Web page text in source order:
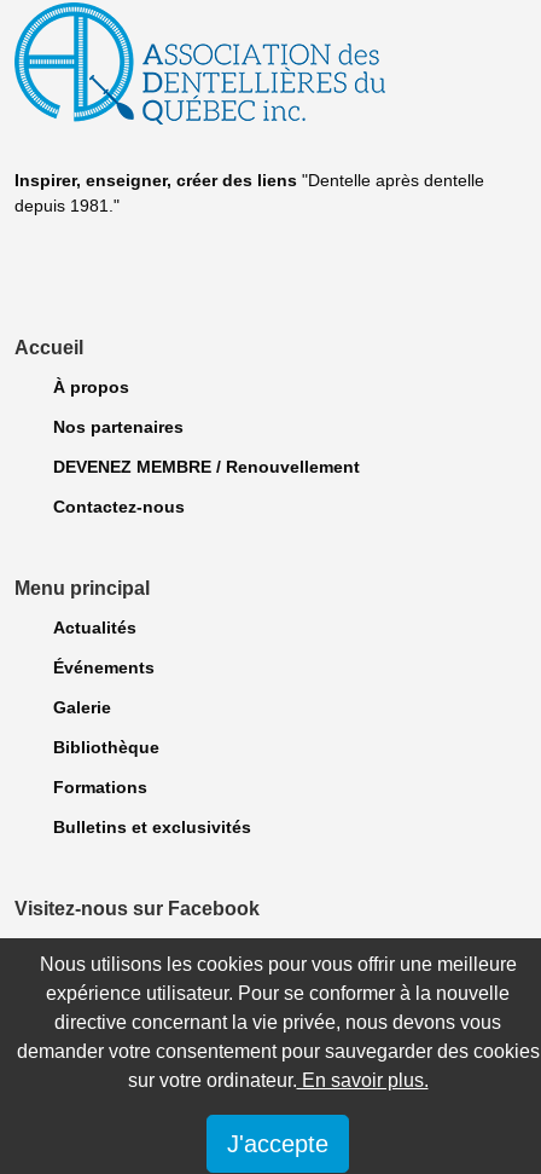
Inspirer, enseigner, créer des liens "Dentelle après dentelle
depuis 1981."
Accueil
À propos
Nos partenaires
DEVENEZ MEMBRE / Renouvellement
Contactez-nous
Menu principal
Actualités
Événements
Galerie
Bibliothèque
Formations
Bulletins et exclusivités
Visitez-nous sur Facebook
© 2023 Association des dentellières du Québec. Tous droits Réservés. |
Politique de confidentialité| Site réalisé par WebCONCEPT Plus inc.
Nous utilisons les cookies pour vous offrir une meilleure
expérience utilisateur. Pour se conformer à la nouvelle
directive concernant la vie privée, nous devons vous
demander votre consentement pour sauvegarder des cookies
sur votre ordinateur. En savoir plus.
J'accepte